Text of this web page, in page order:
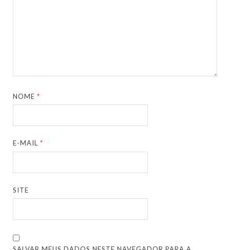
NOME*
E-MAIL*
SITE